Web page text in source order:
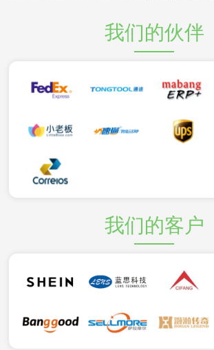
我们的伙伴
我们的客户